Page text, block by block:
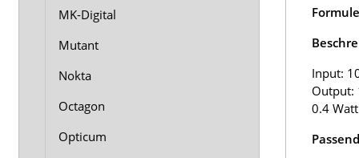
Input:
Output:
0.4
MK-Digital
Mutant
Nokta
Octagon
Opticum